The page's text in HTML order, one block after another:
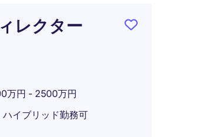
レクター
万円 - 2500万円
ハイブリッド勤務可